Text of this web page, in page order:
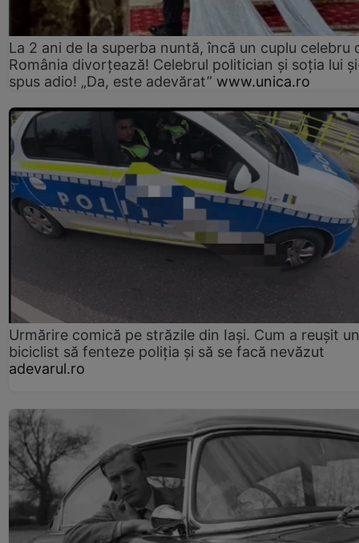
La 2 ani de la superba nuntă, încă un cuplu celebru
România divorțează! Celebrul politician și soția lui
spus adio! „Da, este adevărat” www.unica.ro
Urmărire comică pe străzile din Iași. Cum a reușit un
biciclist să fenteze poliția și să se facă nevăzut
adevarul.ro